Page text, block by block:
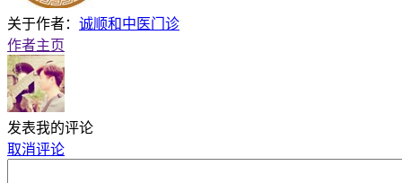
关于作者： 诚顺和中医门诊
作者主页
发表我的评论
取消评论